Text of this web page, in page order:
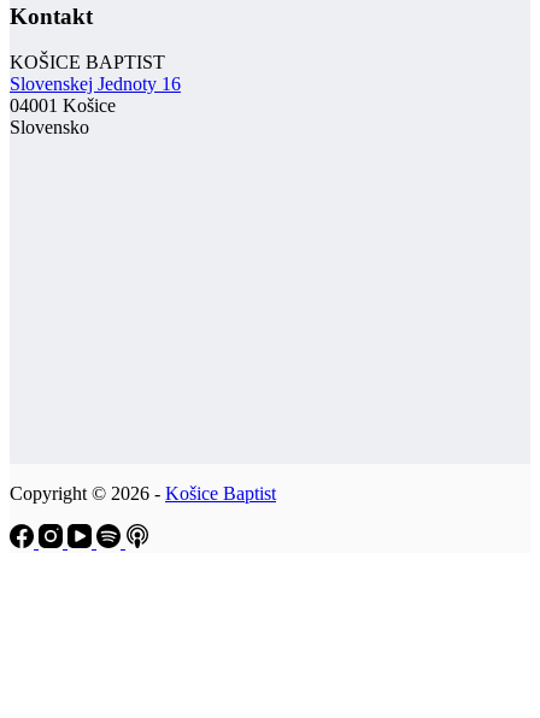
Kontakt
KOŠICE BAPTIST
Slovenskej Jednoty 16
04001 Košice
Slovensko
Copyright © 2026 - Košice Baptist